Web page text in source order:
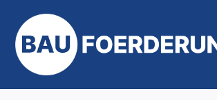
Inhalt
springen